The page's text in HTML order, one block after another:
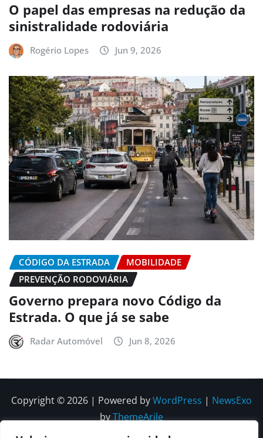
O papel das empresas na redução da
sinistralidade rodoviária
Rogério Lopes Jun 9, 2026
CÓDIGO DA ESTRADA
MOBILIDADE
PREVENÇÃO RODOVIÁRIA
Governo prepara novo Código da
Estrada. O que já se sabe
Radar Automóvel Jun 8, 2026
Copyright © 2026 | Powered byWordPress | NewsExo
byThemeArile